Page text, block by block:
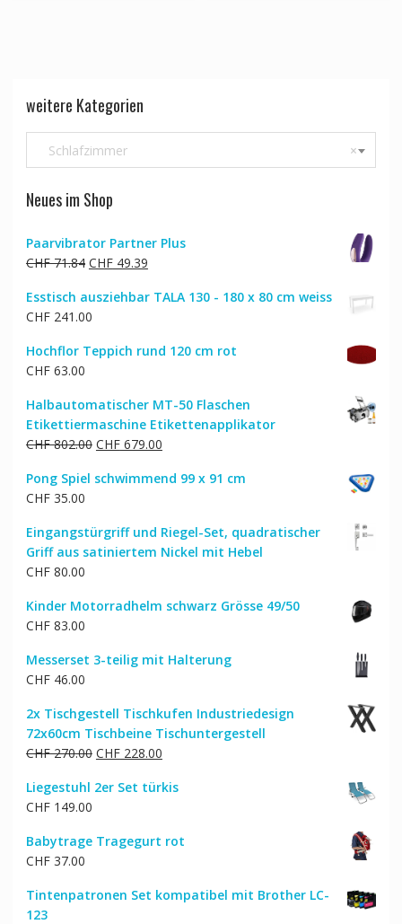
weitere Kategorien
×
Schlafzimmer
Neues im Shop
Paarvibrator Partner Plus
CHF71.84 Ursprünglicher
war:
CHF 71.84
CHF49.39Aktueller
ist:
Esstisch ausziehbar TALA 130 - 180 x 80 cm weiss
CHF241.00
Hochflor Teppich rund 120 cm rot
CHF63.00
Halbautomatischer MT-50 Flaschen
Etikettiermaschine Etikettenapplikator
CHF802.00 Ursprünglicher
war:
CHF679.00Aktueller
ist:
Pong Spiel schwimmend 99 x 91 cm
CHF35.00
Eingangstürgriff und Riegel-Set, quadratischer
Griff aus satiniertem Nickel mit Hebel
CHF80.00
Kinder Motorradhelm schwarz Grösse 49/50
CHF83.00
Messerset 3-teilig mit Halterung
CHF46.00
2x Tischgestell Tischkufen Industriedesign
72x60cm Tischbeine Tischuntergestell
CHF270.00 Ursprünglicher
war:
CHF228.00Aktueller
ist:
Liegestuhl 2er Set türkis
CHF149.00
Babytrage Tragegurt rot
CHF37.00
Tintenpatronen Set kompatibel mit Brother LC-
123